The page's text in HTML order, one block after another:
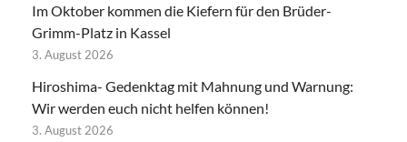
Im Oktober kommen die Kiefern für den Brüder-
Grimm-Platz in Kassel
3. August 2026
Hiroshima- Gedenktag mit Mahnung und Warnung:
Wir werden euch nicht helfen können!
3. August 2026